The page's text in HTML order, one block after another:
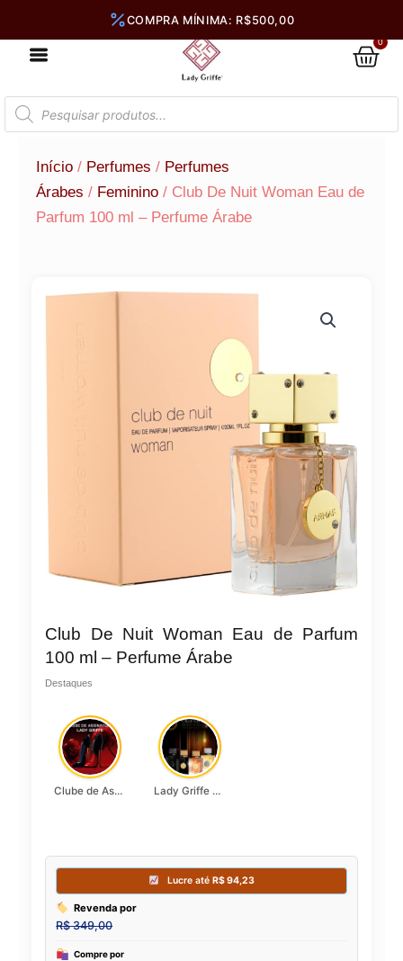
0
Pesquisar
produtos
Início / Perfumes / Perfumes
Árabes / Feminino / Club De Nuit Woman Eau de
Parfum 100 ml – Perfume Árabe
Club De Nuit Woman Eau de Parfum
100 ml – Perfume Árabe
Destaques
Clube de Assinatura Lady Griffe Lady Griffe Luxo Acessível | Perfume Club De Nuit Woman Armaf Eau De Parfum 105ml